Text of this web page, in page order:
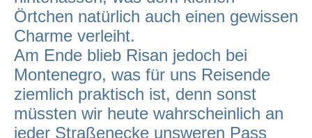
Örtchen natürlich auch einen gewissen
Charme verleiht.
Am Ende blieb Risan jedoch bei
Montenegro, was für uns Reisende
ziemlich praktisch ist, denn sonst
müssten wir heute wahrscheinlich an
jeder Straßenecke unsweren Pass